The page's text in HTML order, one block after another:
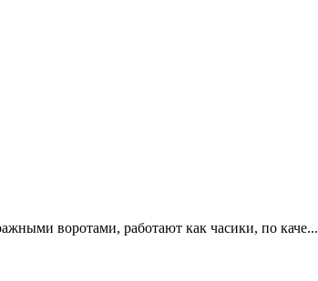
воротами, работают как часики, по каче...